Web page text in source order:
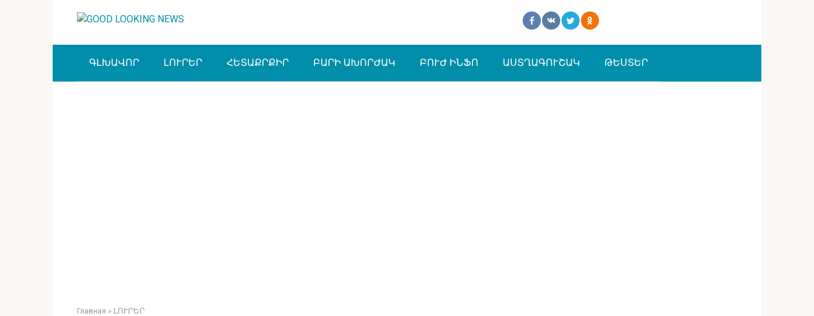
ԳԼԽԱՎՈՐ ԼՈՒՐԵՐ ՀԵՏԱՔՐՔԻՐ ԲԱՐԻ ԱԽՈՐԺԱԿ ԲՈՒԺ ԻՆՖՈ ԱՍՏՂԱԳՈՒՇԱԿ ԹԵՍՏԵՐ
Главная » ԼՈՒՐԵՐ